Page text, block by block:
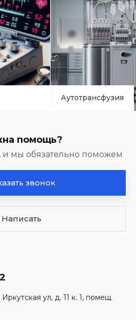
Аутотрансфузия
помощь?
и мы обязательно поможем
звонок
Написать
ул, д. 11 к. 1, помещ.